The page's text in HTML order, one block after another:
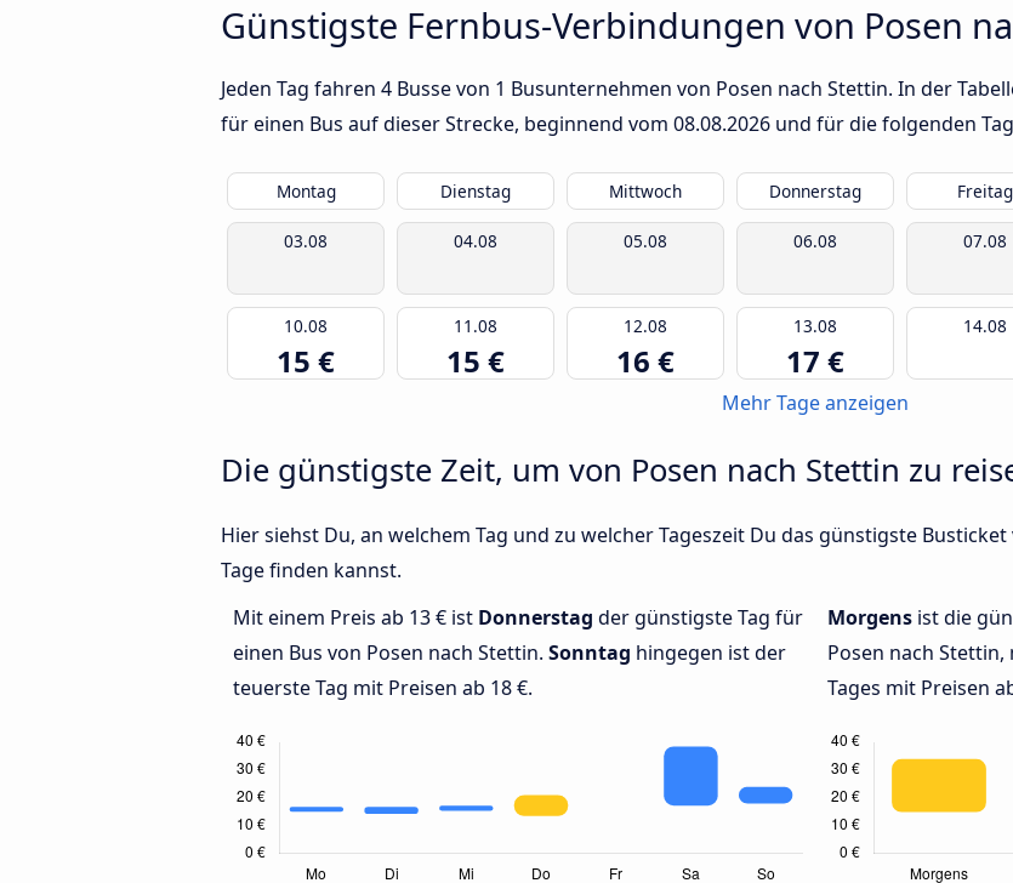
Günstigste Fernbus-Verbindungen von Posen
Jeden Tag fahren 4 Busse von 1 Busunternehmen von Posen nach Stettin. In der
für einen Bus auf dieser Strecke, beginnend vom 08.08.2026 und für die folgenden
Montag Dienstag Mittwoch Donnerstag Freitag
03.08 04.08 05.08 06.08 07.08
10.08
15 €
11.08
15 €
12.08
16 €
13.08
17 €
14.08
Mehr Tage anzeigen
Die günstigste Zeit, um von Posen nach Stettin zu
Hier siehst Du, an welchem Tag und zu welcher Tageszeit Du das günstigste
Tage finden kannst.
Mit einem Preis ab 13 € ist Donnerstag der günstigste Tag für
einen Bus von Posen nach Stettin. Sonntag hingegen ist der
teuerste Tag mit Preisen ab 18 €.
Morgens ist die
Posen nach Stettin,
Tages mit Preisen